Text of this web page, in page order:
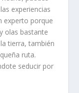
experiencias
experto porque
olas bastante
tierra, también
ruta.
seducir por